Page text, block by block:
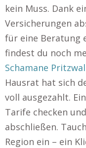
kein Muss. Dank
Versicherungen
für eine Beratung
findest du noch
Schamane
Hausrat hat sich
voll ausgezahlt.
Tarife checken
abschließen.
Region ein – ein